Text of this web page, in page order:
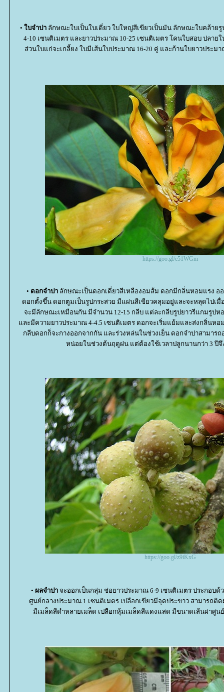
• บจำปาลักษณะใบเป็นใบเดี่ยว ใบใหญ่สีเขียวเป็นมัน ลักษณะใบคล้าย
4-10 เซนติเมตร และยาวประมาณ 10-25 เซนติเมตร โคนใบสอบ ปลาย
ส่วนใบแก่จะเกลี้ยง ใบมีเส้นใบประมาณ 16-20 คู่ และก้านใบยาวประม
https://goo.gl/e51WGm
• ดอกจำปาลักษณะเป็นดอกเดี่ยวสีเหลืองอมส้ม ดอกมีกลิ่นหอมแรง อ
ดอกตั้งขึ้น ดอกตูมเป็นรูปกระสวย มีแผ่นสีเขียวคลุมอยู่และจะหลุดไปเ
จะมีลักษณะเหมือนกัน มีจำนวน 12-15 กลีบ แต่ละกลีบรูปยาวรีแกมรูปห
ละมีความยาวประมาณ 4-4.5 เซนติเมตร ดอกจะเริ่มแย้มและส่งกลิ่นหอ
กลีบดอกก็จะกางออกจากกัน และร่วงหล่นในช่วงเย็น ดอกจำปาสามา
หน่อยในช่วงต้นฤดูฝน แต่ต้องใช้เวลาปลูกนานกว่า 3 ปี
https://goo.gl/z9iKxG
• ผลจำปาจะออกเป็นกลุ่ม ช่อยาวประมาณ 6-9 เซนติเมตร ประกอบ
ศูนย์กลางประมาณ 1 เซนติเมตร เปลือกเขียวมีจุดประขาว สามารถติ
มีเมล็ดสีดำหลายเมล็ด เปลือกหุ้มเมล็ดสีแดงแสด มีขนาดเส้นผ่าศูน